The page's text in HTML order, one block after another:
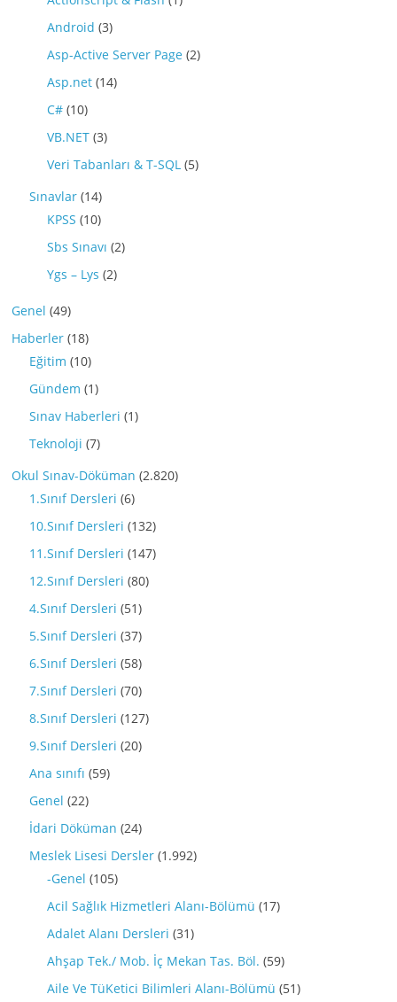
Android (3)
Asp-Active Server Page (2)
Asp.net (14)
C# (10)
VB.NET (3)
Veri Tabanları & T-SQL (5)
Sınavlar (14)
KPSS (10)
Sbs Sınavı (2)
Ygs – Lys (2)
Genel (49)
Haberler (18)
Eğitim (10)
Gündem (1)
Sınav Haberleri (1)
Teknoloji (7)
Okul Sınav-Döküman (2.820)
1.Sınıf Dersleri (6)
10.Sınıf Dersleri (132)
11.Sınıf Dersleri (147)
12.Sınıf Dersleri (80)
4.Sınıf Dersleri (51)
5.Sınıf Dersleri (37)
6.Sınıf Dersleri (58)
7.Sınıf Dersleri (70)
8.Sınıf Dersleri (127)
9.Sınıf Dersleri (20)
Ana sınıfı (59)
Genel (22)
İdari Döküman (24)
Meslek Lisesi Dersler (1.992)
-Genel (105)
Acil Sağlık Hizmetleri Alanı-Bölümü (17)
Adalet Alanı Dersleri (31)
Ahşap Tek./ Mob. İç Mekan Tas. Böl. (59)
Aile Ve TüKetici Bilimleri Alanı-Bölümü (51)